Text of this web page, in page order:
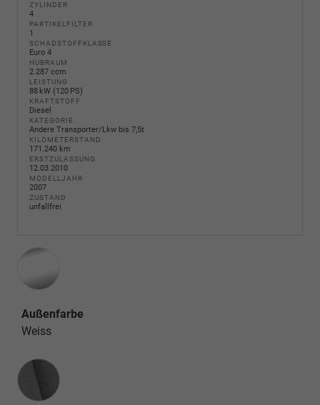
ZYLINDER
4
PARTIKELFILTER
1
SCHADSTOFFKLASSE
Euro 4
HUBRAUM
2.287 ccm
LEISTUNG
88 kW (120 PS)
KRAFTSTOFF
Diesel
KATEGORIE
Andere Transporter/Lkw bis 7,5t
KILOMETERSTAND
171.240 km
ERSTZULASSUNG
12.03.2010
MODELLJAHR
2007
ZUSTAND
unfallfrei
Außenfarbe
Weiss
Innenausstattung